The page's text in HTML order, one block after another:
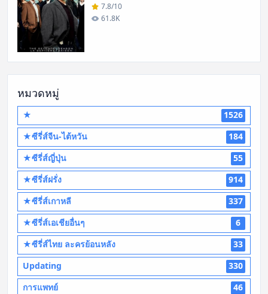
7.8/10
61.8K
หมวดหมู่
★
1526
★ซีรี่ส์จีน-ไต้หวัน
184
★ซีรี่ส์ญี่ปุ่น
55
★ซีรี่ส์ฝรั่ง
914
★ซีรี่ส์เกาหลี
337
★ซีรี่ส์เอเชียอื่นๆ
6
★ซีรี่ส์ไทย ละครย้อนหลัง
33
Updating
330
การแพทย์
46